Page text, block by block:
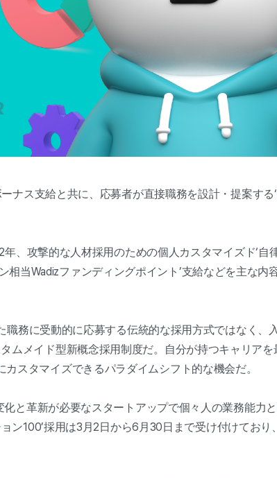
ナス支給と共に、応募者が直接職務を設計・提案する
、攻撃的な人材採用のための個人カスタマイズド‘自
相当Wadizファンディングポイント’支給などを主な内
職務に受動的に応募する伝統的な採用方式ではなく、
ムメイド型新概念採用制度だ。自分が持つキャリアを
スタマイズできるパラダイムシフト的な機会だ。
と革新が必要なスタートアップで個々人の業務能力
ン100’採用は3月2日から6月30日まで受け付けており